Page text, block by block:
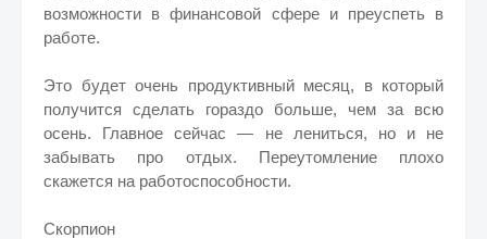
возможности в финансовой сфере и преуспеть в
работе.
Это будет очень продуктивный месяц, в который
получится сделать гораздо больше, чем за всю
осень. Главное сейчас — не лениться, но и не
забывать про отдых. Переутомление плохо
скажется на работоспособности.
Скорпион